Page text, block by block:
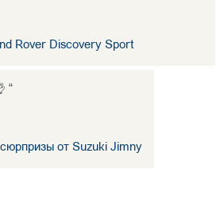
Rover Discovery Sport
“
от Suzuki Jimny